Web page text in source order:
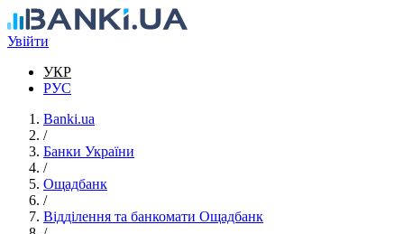
Перейти до основного вмісту
Увійти
УКР
РУС
Banki.ua
/
Банки України
/
Ощадбанк
/
Відділення та банкомати Ощадбанк